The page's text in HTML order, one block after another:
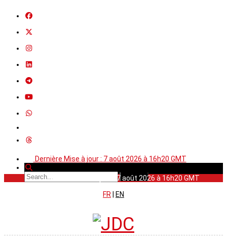
Dernière Mise à jour : 7 août 2026 à 16h20 GMT
Dernière Mise à jour : 7 août 2026 à 16h20 GMT
FR
EN